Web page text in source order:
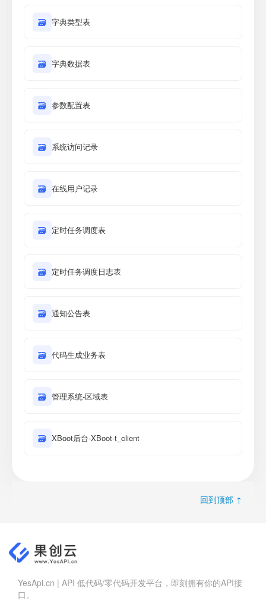
🗃 字典类型表
🗃 字典数据表
🗃 参数配置表
🗃 系统访问记录
🗃 在线用户记录
🗃 定时任务调度表
🗃 定时任务调度日志表
🗃 通知公告表
🗃 代码生成业务表
🗃 管理系统-区域表
🗃 XBoot后台-XBoot-t_client
回到顶部 ↑
YesApi.cn | API 低代码/零代码开发平台，即刻拥有你的API接
口。